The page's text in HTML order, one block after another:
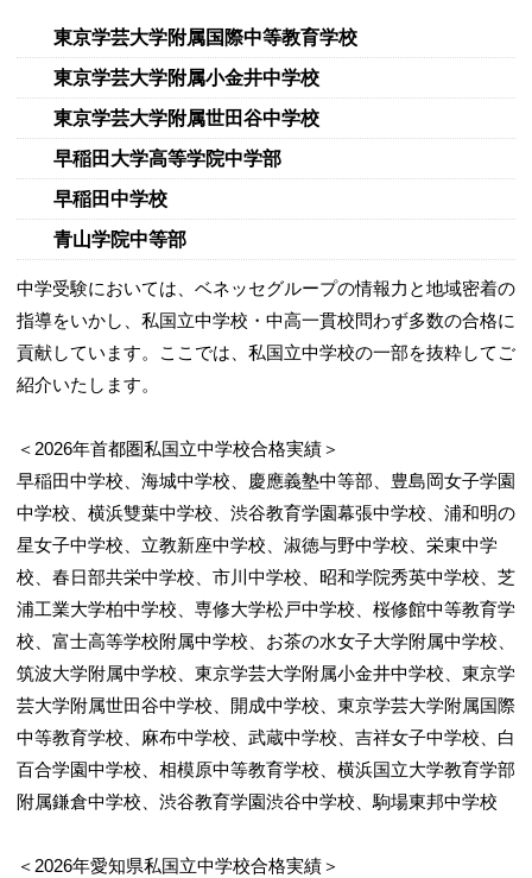
東京学芸大学附属国際中等教育学校
東京学芸大学附属小金井中学校
東京学芸大学附属世田谷中学校
早稲田大学高等学院中学部
早稲田中学校
青山学院中等部
中学受験においては、ベネッセグループの情報力と地域密着の
指導をいかし、私国立中学校・中高一貫校問わず多数の合格に
貢献しています。ここでは、私国立中学校の一部を抜粋してご
紹介いたします。
＜2026年首都圏私国立中学校合格実績＞
早稲田中学校、海城中学校、慶應義塾中等部、豊島岡女子学園
中学校、横浜雙葉中学校、渋谷教育学園幕張中学校、浦和明の
星女子中学校、立教新座中学校、淑徳与野中学校、栄東中学
校、春日部共栄中学校、市川中学校、昭和学院秀英中学校、芝
浦工業大学柏中学校、専修大学松戸中学校、桜修館中等教育学
校、富士高等学校附属中学校、お茶の水女子大学附属中学校、
筑波大学附属中学校、東京学芸大学附属小金井中学校、東京学
芸大学附属世田谷中学校、開成中学校、東京学芸大学附属国際
中等教育学校、麻布中学校、武蔵中学校、吉祥女子中学校、白
百合学園中学校、相模原中等教育学校、横浜国立大学教育学部
附属鎌倉中学校、渋谷教育学園渋谷中学校、駒場東邦中学校
＜2026年愛知県私国立中学校合格実績＞